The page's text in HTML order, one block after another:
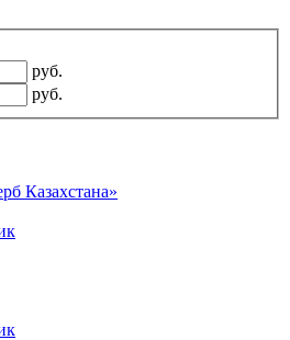
руб.
руб.
Казахстана»